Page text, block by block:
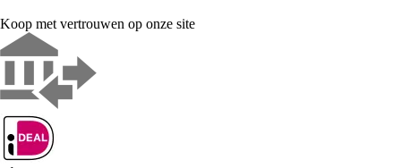
Koop met vertrouwen op onze site